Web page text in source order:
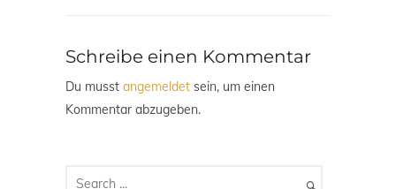
Schreibe einen Kommentar
Du musst angemeldet sein, um einen
Kommentar abzugeben.